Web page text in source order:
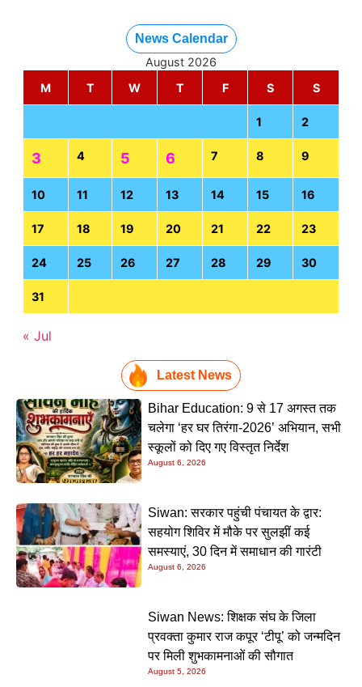
News Calendar
August 2026
M
T W T F S S
1 2
3 4 5 6 7 8 9
10 11 12 13 14 15 16
17 18 19 20 21 22 23
24 25 26 27 28 29 30
31
« Jul
Latest News
Bihar Education: 9 से 17 अगस्त तक
चलेगा ‘हर घर तिरंगा-2026’ अभियान, सभी
स्कूलों को दिए गए विस्तृत निर्देश
August 6, 2026
Siwan: सरकार पहुंची पंचायत के द्वार:
सहयोग शिविर में मौके पर सुलझीं कई
समस्याएं, 30 दिन में समाधान की गारंटी
August 6, 2026
Siwan News: शिक्षक संघ के जिला
प्रवक्ता कुमार राज कपूर ‘टीपू’ को जन्मदिन
पर मिली शुभकामनाओं की सौगात
August 5, 2026